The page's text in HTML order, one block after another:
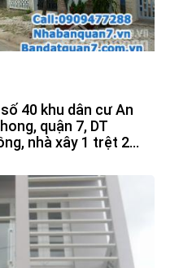
40 khu dân cư An
quận 7, DT
nhà xây 1 trệt 2
lượng.